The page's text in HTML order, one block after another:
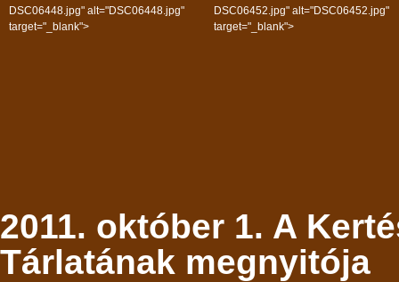
DSC06448.jpg" alt="DSC06448.jpg"
target="_blank">
DSC06452.jpg" alt="DSC06452.jpg"
target="_blank">
2011. október 1. A
Tárlatának megnyitója